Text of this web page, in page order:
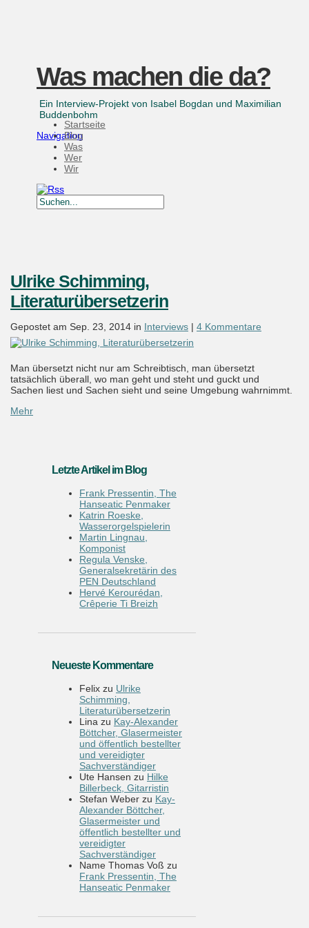
Was machen die da?
Ein Interview-Projekt von Isabel Bogdan und Maximilian
Buddenbohm
Navigation
Startseite
Blog
Was
Wer
Wir
Ulrike Schimming,
Literaturübersetzerin
Gepostet am Sep. 23, 2014 in Interviews | 4 Kommentare
Man übersetzt nicht nur am Schreibtisch, man übersetzt
tatsächlich überall, wo man geht und steht und guckt und
Sachen liest und Sachen sieht und seine Umgebung wahrnimmt.
Mehr
Letzte Artikel im Blog
Frank Pressentin, The
Hanseatic Penmaker
Katrin Roeske,
Wasserorgelspielerin
Martin Lingnau,
Komponist
Regula Venske,
Generalsekretärin des
PEN Deutschland
Hervé Kerourédan,
Crêperie Ti Breizh
Neueste Kommentare
Felix zu Ulrike
Schimming,
Literaturübersetzerin
Lina zu Kay-Alexander
Böttcher, Glasermeister
und öffentlich bestellter
und vereidigter
Sachverständiger
Ute Hansen zu Hilke
Billerbeck, Gitarristin
Stefan Weber zu Kay-
Alexander Böttcher,
Glasermeister und
öffentlich bestellter und
vereidigter
Sachverständiger
Name Thomas Voß zu
Frank Pressentin, The
Hanseatic Penmaker